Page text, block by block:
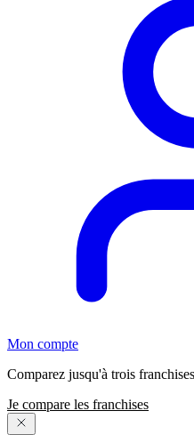
Mon compte
Comparez jusqu'à trois franchises
Je compare les franchises